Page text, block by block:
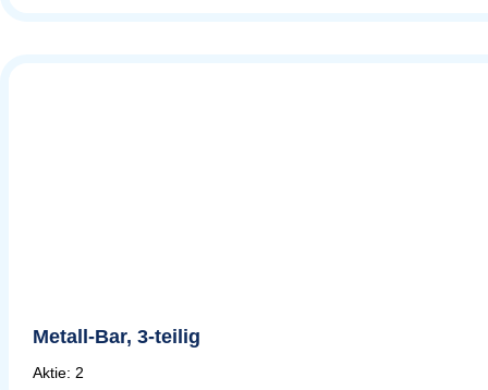
Metall-Bar, 3-teilig
Aktie: 2